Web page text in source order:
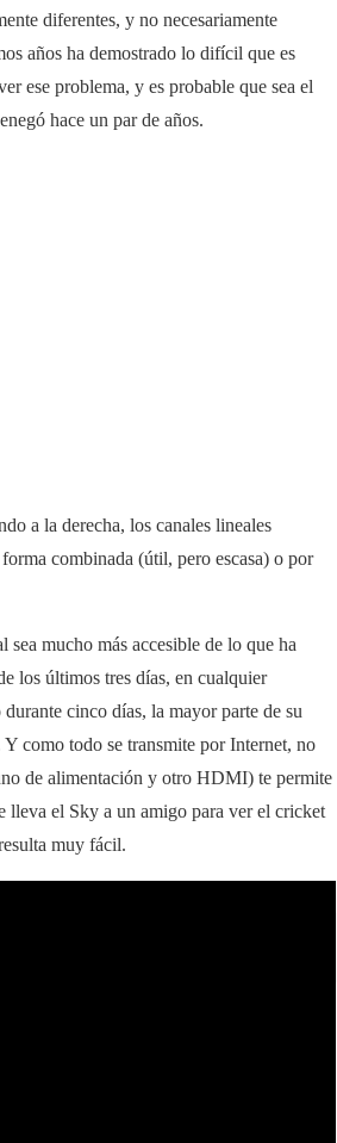
diferentes, y no necesariamente
años ha demostrado lo difícil que es
ese problema, y es probable que sea el
hace un par de años.
a la derecha, los canales lineales
combinada (útil, pero escasa) o por
mucho más accesible de lo que ha
los últimos tres días, en cualquier
cinco días, la mayor parte de su
como todo se transmite por Internet, no
de alimentación y otro HDMI) te permite
lleva el Sky a un amigo para ver el cricket
muy fácil.